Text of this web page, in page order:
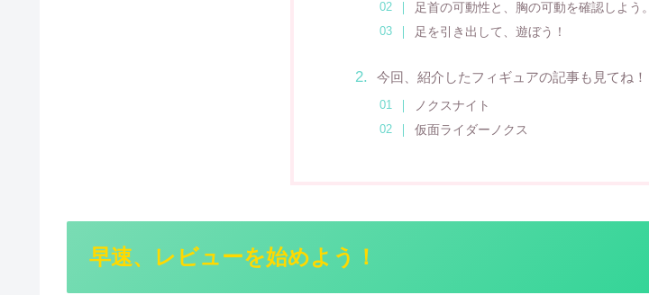
足首の可動性と、胸の可動を確認しよう。
足を引き出して、遊ぼう！
今回、紹介したフィギュアの記事も見てね！
ノクスナイト
仮面ライダーノクス
早速、レビューを始めよう！